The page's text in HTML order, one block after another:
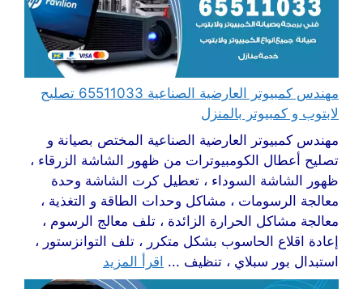
مهندس كمبيوتر العارضية الصناعية 65511033 تصليح
لابتوب و كمبيوتر بالمنزل
مهندس كمبيوتر العارضية الصناعية المختص بصيانة و
تصليح أعطال الكومبيوترات من ظهور الشاشة الزرقاء ،
ظهور الشاشة السوداء ، تعطيل كرت الشاشة وحدة
معالجة الرسومات ، مشاكل وحدات الطاقة و التغذية ،
معالجة مشاكل الحرارة الزائدة ، تلف معالج الرسوم ،
إعادة اقلاع الحاسوب بشكل متكرر ، تلف التوانزستور ،
استبدال بور سبلاي ، تنظيف ... اقرأ المزيد